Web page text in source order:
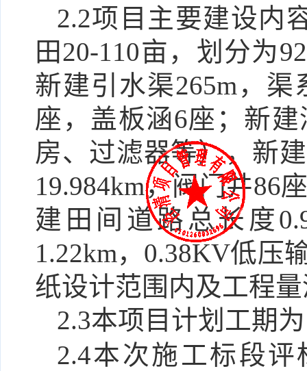
2.2项目主要建设内
田20-110亩，划分为
新建引水渠265m，
座，盖板涵6座；新
房、过滤器等），新
19.984km，阀门井86
建田间道路总长度
1.22km，0.38KV低压
纸设计范围内及工程
2.3本项目计划工期
2.4本次施工标段评